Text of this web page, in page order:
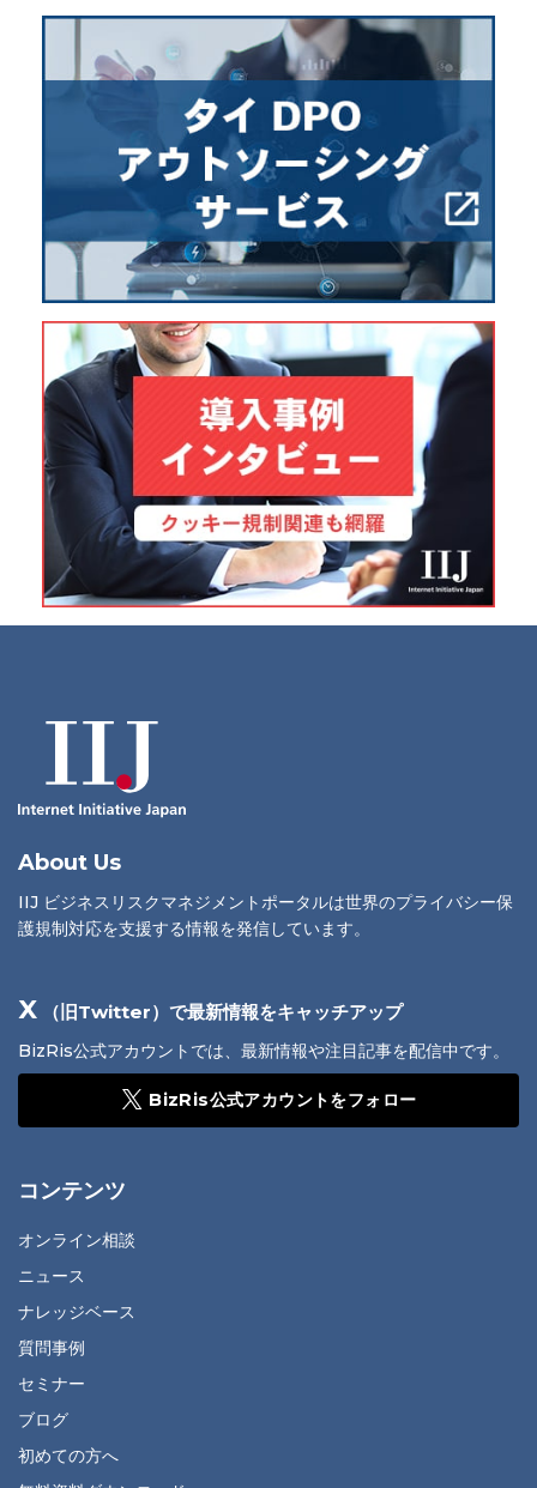
About Us
IIJ ビジネスリスクマネジメントポータルは世界のプライバシー保
護規制対応を支援する情報を発信しています。
X （旧Twitter）で最新情報をキャッチアップ
BizRis公式アカウントでは、最新情報や注目記事を配信中です。
BizRis公式アカウントをフォロー
コンテンツ
オンライン相談
ニュース
ナレッジベース
質問事例
セミナー
ブログ
初めての方へ